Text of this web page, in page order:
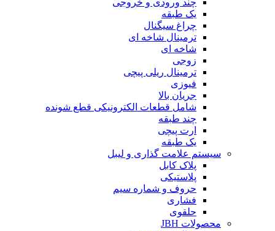
چند ورودی و خروجی
یک طبقه
چراغ سیگنال
ترمینال شاخه ای
شاخه ای
زوجی
ترمینال ریلی پیچی
فیوزی
جریان بالا
شامل قطعات الکترونیکی قطع شونده
چند طبقه
ارت پیچی
یک طبقه
سیستم علامت گذاری و لیبل
پلاک کابل
پلاستیکی
حروف و شماره سیم
فشاری
حلقوی
محصولات JBH